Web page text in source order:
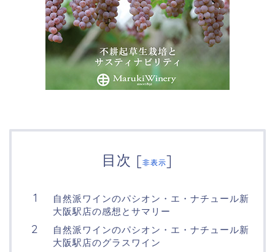
目次 [非表示]
自然派ワインのパシオン・エ・ナチュール新
大阪駅店の感想とサマリー
自然派ワインのパシオン・エ・ナチュール新
大阪駅店のグラスワイン